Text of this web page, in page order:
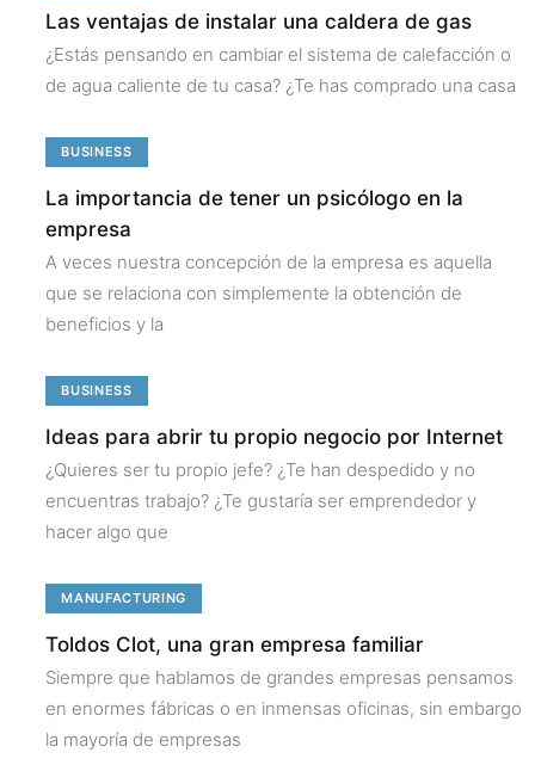
Las ventajas de instalar una caldera de gas
¿Estás pensando en cambiar el sistema de calefacción o
de agua caliente de tu casa? ¿Te has comprado una casa
BUSINESS
La importancia de tener un psicólogo en la
empresa
A veces nuestra concepción de la empresa es aquella
que se relaciona con simplemente la obtención de
beneficios y la
BUSINESS
Ideas para abrir tu propio negocio por Internet
¿Quieres ser tu propio jefe? ¿Te han despedido y no
encuentras trabajo? ¿Te gustaría ser emprendedor y
hacer algo que
MANUFACTURING
Toldos Clot, una gran empresa familiar
Siempre que hablamos de grandes empresas pensamos
en enormes fábricas o en inmensas oficinas, sin embargo
la mayoría de empresas